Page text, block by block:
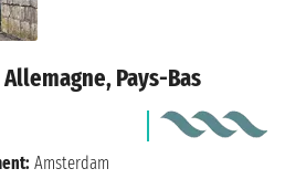
Pays-Bas
Amsterdam